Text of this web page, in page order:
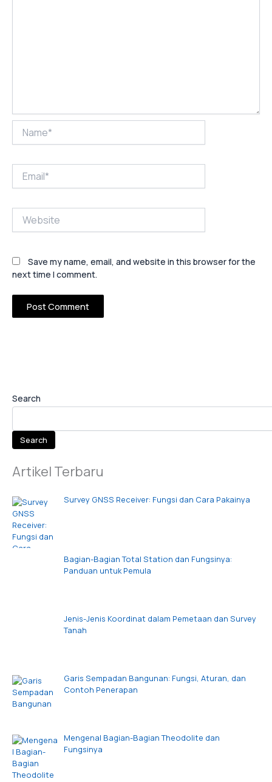
Search
Search
Artikel Terbaru
Survey GNSS Receiver: Fungsi dan Cara Pakainya
Bagian-Bagian Total Station dan Fungsinya:
Panduan untuk Pemula
Jenis-Jenis Koordinat dalam Pemetaan dan Survey
Tanah
Garis Sempadan Bangunan: Fungsi, Aturan, dan
Contoh Penerapan
Mengenal Bagian-Bagian Theodolite dan
Fungsinya
Save my name, email, and website in this browser for the
next time I comment.